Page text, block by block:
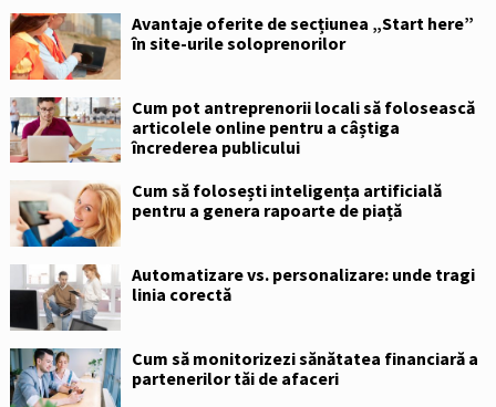
Avantaje oferite de secțiunea „Start here”
în site-urile soloprenorilor
Cum pot antreprenorii locali să folosească
articolele online pentru a câștiga
încrederea publicului
Cum să folosești inteligența artificială
pentru a genera rapoarte de piață
Automatizare vs. personalizare: unde tragi
linia corectă
Cum să monitorizezi sănătatea financiară a
partenerilor tăi de afaceri